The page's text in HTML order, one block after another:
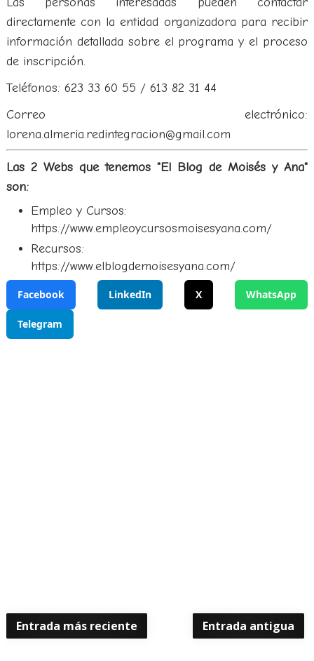
directamente con la entidad organizadora para recibir
información detallada sobre el programa y el proceso
de inscripción.
Teléfonos: 623 33 60 55 / 613 82 31 44
Correo electrónico:
lorena.almeria.redintegracion@gmail.com
Las 2 Webs que tenemos "El Blog de Moisés y Ana"
son:
Empleo y Cursos:
https://www.empleoycursosmoisesyana.com/
Recursos:
https://www.elblogdemoisesyana.com/
Facebook LinkedIn X WhatsApp
Telegram
Entrada más reciente Entrada antigua